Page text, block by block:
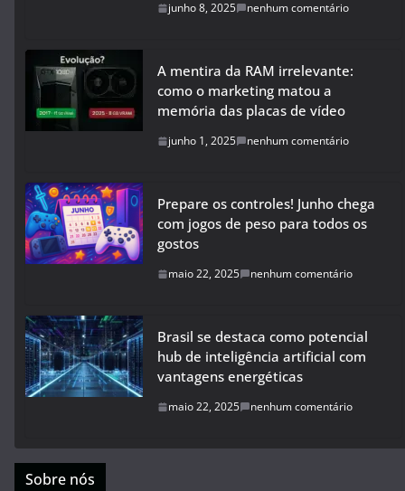
junho 8, 2025 nenhum comentário
A mentira da RAM irrelevante:
como o marketing matou a
memória das placas de vídeo
junho 1, 2025 nenhum comentário
Prepare os controles! Junho chega
com jogos de peso para todos os
gostos
maio 22, 2025 nenhum comentário
Brasil se destaca como potencial
hub de inteligência artificial com
vantagens energéticas
maio 22, 2025 nenhum comentário
Sobre nós